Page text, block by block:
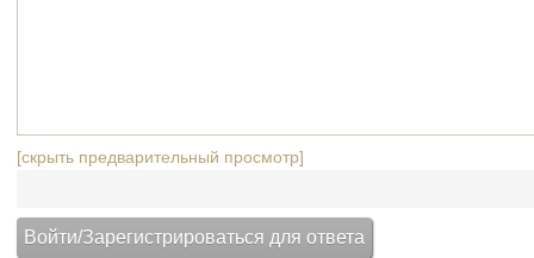
[скрыть предварительный просмотр]